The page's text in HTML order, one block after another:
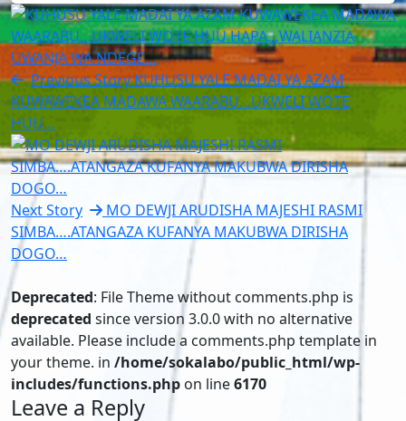
Previous StoryKUHUSU YALE MADAI YA AZAM
KUWAWEKEA MADAWA WAARABU…UKWELI WOTE
HUU…
Next Story
MO DEWJI ARUDISHA MAJESHI RASMI
SIMBA….ATANGAZA KUFANYA MAKUBWA DIRISHA
DOGO…
Deprecated: File Theme without comments.php is
deprecated since version 3.0.0 with no alternative
available. Please include a comments.php template in
your theme. in /home/sokalabo/public_html/wp-
includes/functions.phpon line6170
Leave a Reply